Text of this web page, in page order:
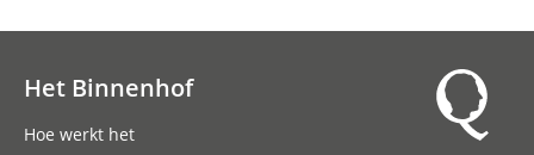
Het Binnenhof
Hoe werkt het